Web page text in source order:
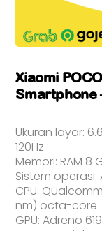
Xiaomi
Smartphone
Ukuran layar:
120Hz
Memori: RAM 8
Sistem operasi:
CPU:
nm) octa-core
GPU: Adreno 619